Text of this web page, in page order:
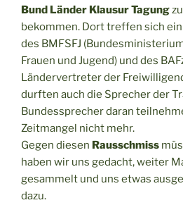
Bund Länder Klausur Tagung
bekommen. Dort treffen sich
des BMFSFJ
Frauen und Jugend) und des
Ländervertreter der
durften auch die Sprecher der
Bundessprecher daran
Zeitmangel nicht mehr.
Gegen diesen Rausschmiss
haben wir uns gedacht, weiter
gesammelt und uns etwas
dazu.